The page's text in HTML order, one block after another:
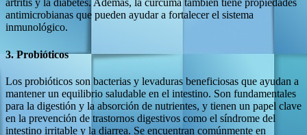
artritis y la diabetes. Además, la cúrcuma también tiene propiedades
antimicrobianas que pueden ayudar a fortalecer el sistema
inmunológico.
3.Probióticos
Los probióticos son bacterias y levaduras beneficiosas que ayudan a
mantener un equilibrio saludable en el intestino. Son fundamentales
para la digestión y la absorción de nutrientes, y tienen un papel clave
en la prevención de trastornos digestivos como el síndrome del
intestino irritable y la diarrea. Se encuentran comúnmente en